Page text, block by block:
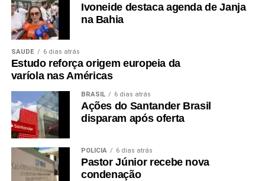
Ivoneide destaca agenda de Janja
na Bahia
SAÚDE 6 dias atrás
Estudo reforça origem europeia da
varíola nas Américas
BRASIL 6 dias atrás
Ações do Santander Brasil
disparam após oferta
POLÍCIA 6 dias atrás
Pastor Júnior recebe nova
condenação